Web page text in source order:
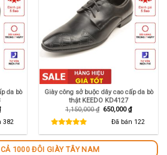
da bò
₫.
Giá
hiện
tại
là:
650,000 ₫.
382
Giày công sở buộc dây cao cấp da bò
thật KEEDO KD4127
1,150,000₫ Giá
1,150,000 ₫.
650,000₫Giá
hiện
tại
là:
650,000 ₫.
Đã bán 122
1000 ĐÔI GIÀY TÂY NAM